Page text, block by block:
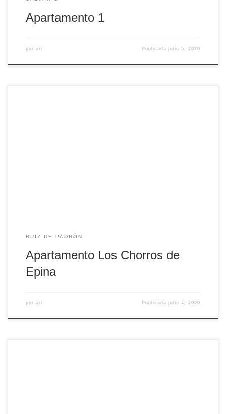
Apartamento 1
por ari Publicadajulio 5, 2020
RUIZ DE PADRÓN
Apartamento Los Chorros de
Epina
por ari Publicadajulio 4, 2020